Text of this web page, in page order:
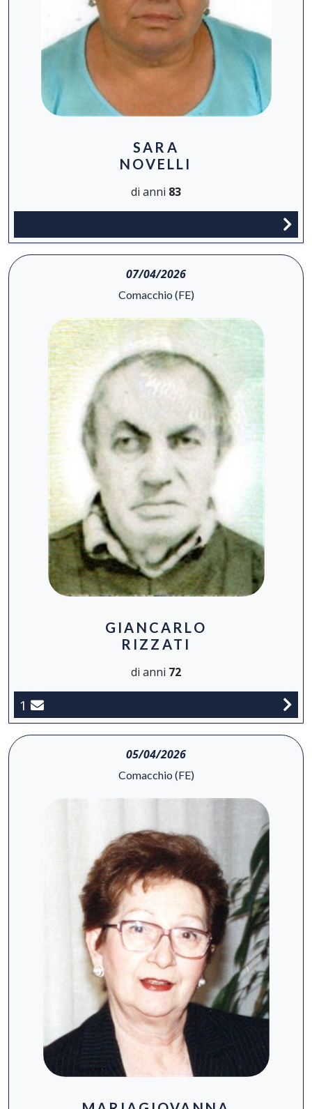
SARA
NOVELLI
di anni 83
07/04/2026
Comacchio (FE)
GIANCARLO
RIZZATI
di anni 72
1
05/04/2026
Comacchio (FE)